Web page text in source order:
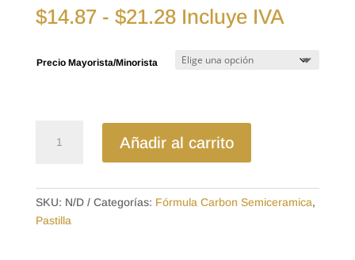
$14.87 - $21.28Rango
precios:
desde
$21.28
Incluye IVA
Precio Mayorista/Minorista
SEMICERAMICA
CHEVROLET
LUV
Añadir al carrito
SKU: N/D Categorías: Fórmula Carbon Semiceramica,
Pastilla